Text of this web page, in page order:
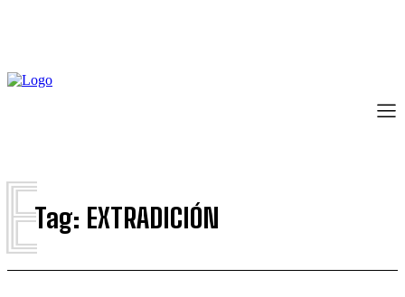
Tag: EXTRADICIÓN
E